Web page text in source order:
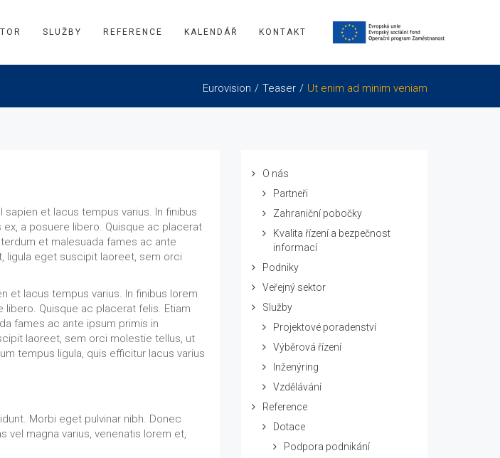
SLUŽBY REFERENCE KALENDÁŘ KONTAKT
Eurovision Teaser Ut enim ad minim veniam
et lacus tempus varius. In finibus
a posuere libero. Quisque ac placerat
et malesuada fames ac ante
ligula eget suscipit laoreet, sem orci
et lacus tempus varius. In finibus lorem
Quisque ac placerat felis. Etiam
fames ac ante ipsum primis in
laoreet, sem orci molestie tellus, ut
tempus ligula, quis efficitur lacus varius
Morbi eget pulvinar nibh. Donec
magna varius, venenatis lorem et,
O nás
Partneři
Zahraniční pobočky
Kvalita řízení a bezpečnost
informací
Podniky
Veřejný sektor
Služby
Projektové poradenství
Výběrová řízení
Inženýring
Vzdělávání
Reference
Dotace
Podpora podnikání